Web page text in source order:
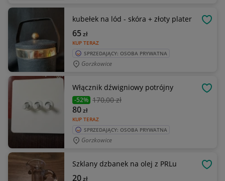
kubełek na lód - skóra + złoty plater
KUP TERAZ
65zł
SPRZEDAJĄCY: OSOBA PRYWATNA
Gorzkowice
Włącznik dźwigniowy potrójny
-52% 170,00 zł
KUP TERAZ
80zł
SPRZEDAJĄCY: OSOBA PRYWATNA
Gorzkowice
Szklany dzbanek na olej z PRLu
20zł